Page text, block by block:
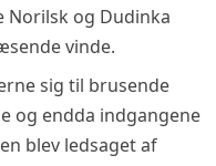
Norilsk og Dudinka
vinde.
sig til brusende
og endda indgangene
blev ledsaget af